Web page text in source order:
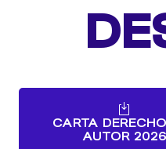
CARTA
AUTOR 2026